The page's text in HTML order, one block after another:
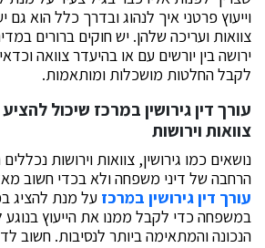
וייעוץ פרטני איך לנהוג ובדרך כלל הוא
צוואות ועריכה שלהן. יש חוקים ברורים
ירושה בין יורשים עם או בהיעדר צוואה
לקבל החלטות מושכלות ומותאמות.
עורך דין גירושין במרכז שיכול
צוואות וירושות
נושאים כמו גירושין, צוואות וירושות
הרחבה של דיני משפחה ולא בכדי חשוב
עורך דין גירושין במרכזעל מנת להציג
במשפחה כדי לקבל ממנו את הייעוץ
הנכונה והמתאימה ביותר לנסיבות.